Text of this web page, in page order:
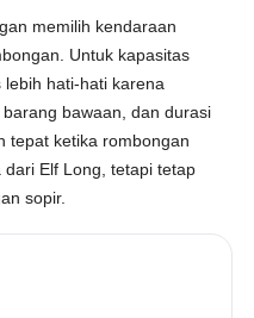
memilih kendaraan
Untuk kapasitas
hati-hati karena
bawaan, dan durasi
tepat ketika rombongan
Elf Long, tetapi tetap
sopir.